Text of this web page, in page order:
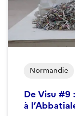
De Visu #9
à
Normandie